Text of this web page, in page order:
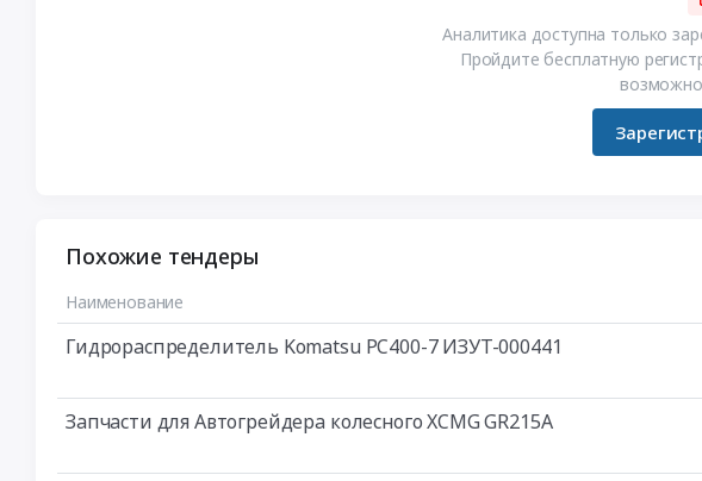
Аналитика доступна только
Пройдите бесплатную
Похожие тендеры
Наименование
Гидрораспределитель Komatsu PC400-7 ИЗУТ-000441
Запчасти для Автогрейдера колесного XCMG GR215A